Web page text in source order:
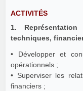
ACTIVITÉS
1.
techniques,
• Développer et
opérationnels ;
• Superviser les
financiers ;